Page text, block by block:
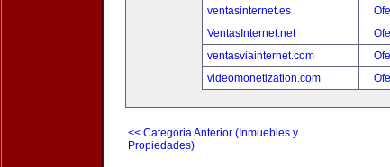
ventasinternet.es
VentasInternet.net
ventasviainternet.com
videomonetization.com
<< Categoria Anterior (Inmuebles y
Propiedades)